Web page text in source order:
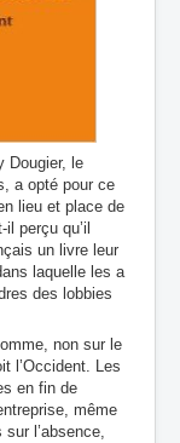
Dougier, le
a opté pour ce
lieu et place de
perçu qu’il
un livre leur
laquelle les a
des lobbies
non sur le
l’Occident. Les
en fin de
même
l’absence,